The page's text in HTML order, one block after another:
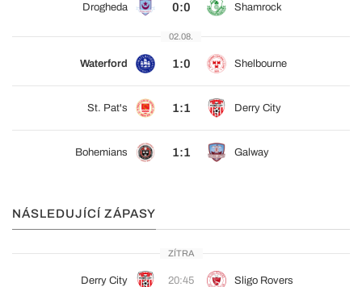
Drogheda 0:0 Shamrock
02.08.
Waterford 1:0 Shelbourne
St. Pat's 1:1 Derry City
Bohemians 1:1 Galway
NÁSLEDUJÍCÍ ZÁPASY
ZÍTRA
Derry City 20:45 Sligo Rovers